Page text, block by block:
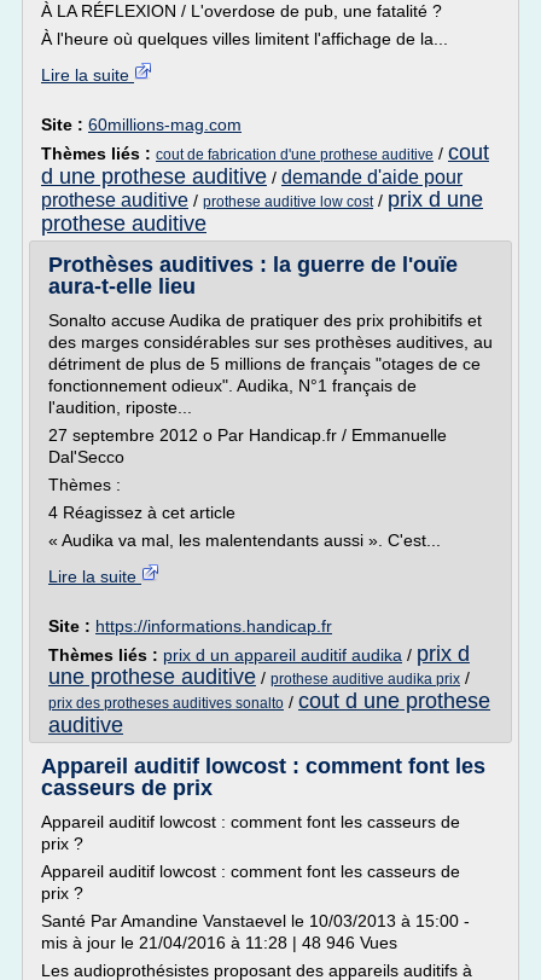
À LA RÉFLEXION / L'overdose de pub, une fatalité ?
À l'heure où quelques villes limitent l'affichage de la...
Lire la suite
Site : 60millions-mag.com
Thèmes liés : cout de fabrication d'une prothese auditive / cout
d une prothese auditive / demande d'aide pour
prothese auditive / prothese auditive low cost/ prix d une
prothese auditive
Prothèses auditives : la guerre de l'ouïe
aura-t-elle lieu
Sonalto accuse Audika de pratiquer des prix prohibitifs et
des marges considérables sur ses prothèses auditives, au
détriment de plus de 5 millions de français "otages de ce
fonctionnement odieux". Audika, N°1 français de
l'audition, riposte...
27 septembre 2012 o Par Handicap.fr / Emmanuelle
Dal'Secco
Thèmes :
4 Réagissez à cet article
« Audika va mal, les malentendants aussi ». C'est...
Lire la suite
Site : https://informations.handicap.fr
Thèmes liés : prix d un appareil auditif audika / prix d
une prothese auditive / prothese auditive audika prix /
prix des protheses auditives sonalto / cout d une prothese
auditive
Appareil auditif lowcost : comment font les
casseurs de prix
Appareil auditif lowcost : comment font les casseurs de
prix ?
Appareil auditif lowcost : comment font les casseurs de
prix ?
Santé Par Amandine Vanstaevel le 10/03/2013 à 15:00 -
mis à jour le 21/04/2016 à 11:28 | 48 946 Vues
Les audioprothésistes proposant des appareils auditifs à